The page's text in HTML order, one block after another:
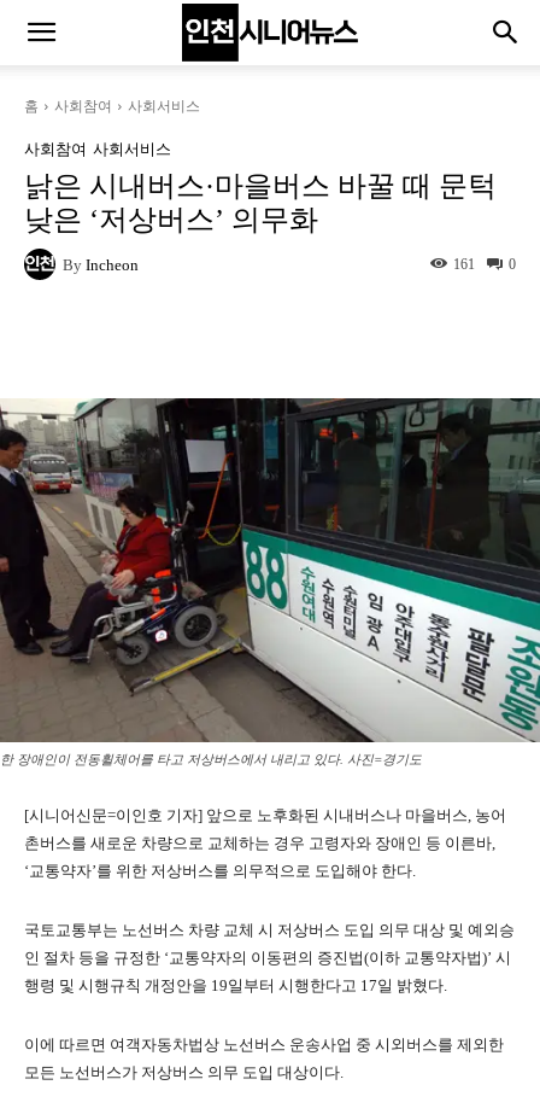
홈 사회참여 사회서비스
사회참여 사회서비스
낡은 시내버스·마을버스 바꿀 때 문턱
낮은 ‘저상버스’ 의무화
By Incheon 0
161
한 장애인이 전동휠체어를 타고 저상버스에서 내리고 있다. 사진=경기도
[시니어신문=이인호 기자] 앞으로 노후화된 시내버스나 마을버스, 농어
촌버스를 새로운 차량으로 교체하는 경우 고령자와 장애인 등 이른바,
‘교통약자’를 위한 저상버스를 의무적으로 도입해야 한다.
국토교통부는 노선버스 차량 교체 시 저상버스 도입 의무 대상 및 예외승
인 절차 등을 규정한 ‘교통약자의 이동편의 증진법(이하 교통약자법)’ 시
행령 및 시행규칙 개정안을 19일부터 시행한다고 17일 밝혔다.
이에 따르면 여객자동차법상 노선버스 운송사업 중 시외버스를 제외한
모든 노선버스가 저상버스 의무 도입 대상이다.